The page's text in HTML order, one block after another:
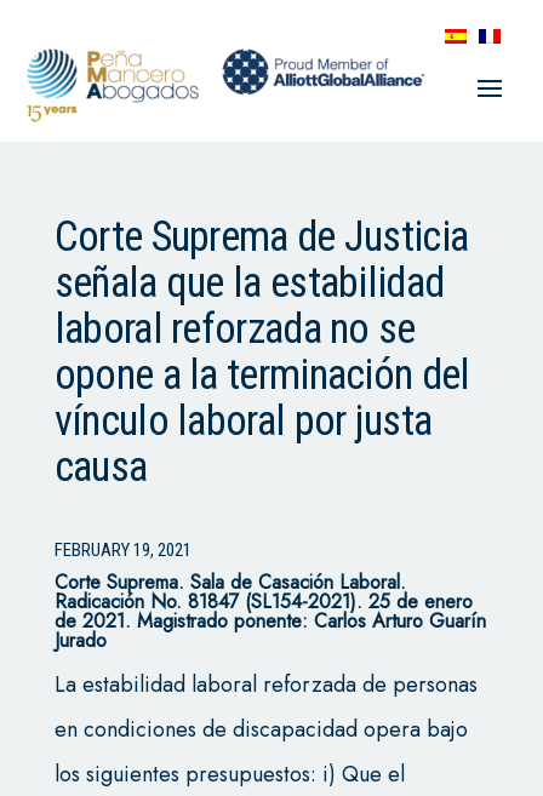
Corte Suprema de Justicia
señala que la estabilidad
laboral reforzada no se
opone a la terminación del
vínculo laboral por justa
causa
FEBRUARY 19, 2021
Corte Suprema. Sala de Casación Laboral.
Radicación No. 81847 (SL154-2021). 25 de enero
de 2021. Magistrado ponente: Carlos Arturo Guarín
Jurado
La estabilidad laboral reforzada de personas
en condiciones de discapacidad opera bajo
los siguientes presupuestos: i) Que el